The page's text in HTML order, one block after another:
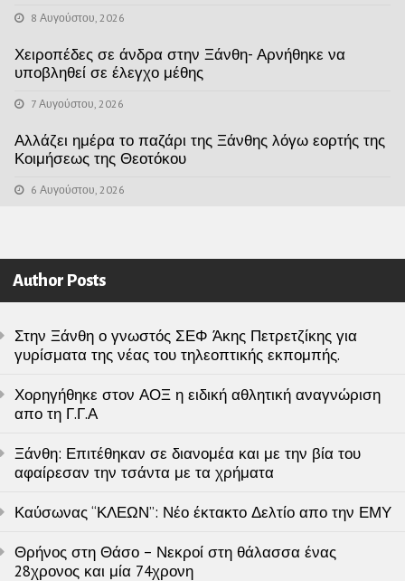
8 Αυγούστου, 2026
Χειροπέδες σε άνδρα στην Ξάνθη- Αρνήθηκε να
υποβληθεί σε έλεγχο μέθης
7 Αυγούστου, 2026
Αλλάζει ημέρα το παζάρι της Ξάνθης λόγω εορτής της
Κοιμήσεως της Θεοτόκου
6 Αυγούστου, 2026
Author Posts
Στην Ξάνθη ο γνωστός ΣΕΦ Άκης Πετρετζίκης για
γυρίσματα της νέας του τηλεοπτικής εκπομπής.
Χορηγήθηκε στον ΑΟΞ η ειδική αθλητική αναγνώριση
απο τη Γ.Γ.Α
Ξάνθη: Επιτέθηκαν σε διανομέα και με την βία του
αφαίρεσαν την τσάντα με τα χρήματα
Καύσωνας “ΚΛΕΩΝ”: Νέο έκτακτο Δελτίο απο την ΕΜΥ
Θρήνος στη Θάσο – Νεκροί στη θάλασσα ένας
28χρονος και μία 74χρονη